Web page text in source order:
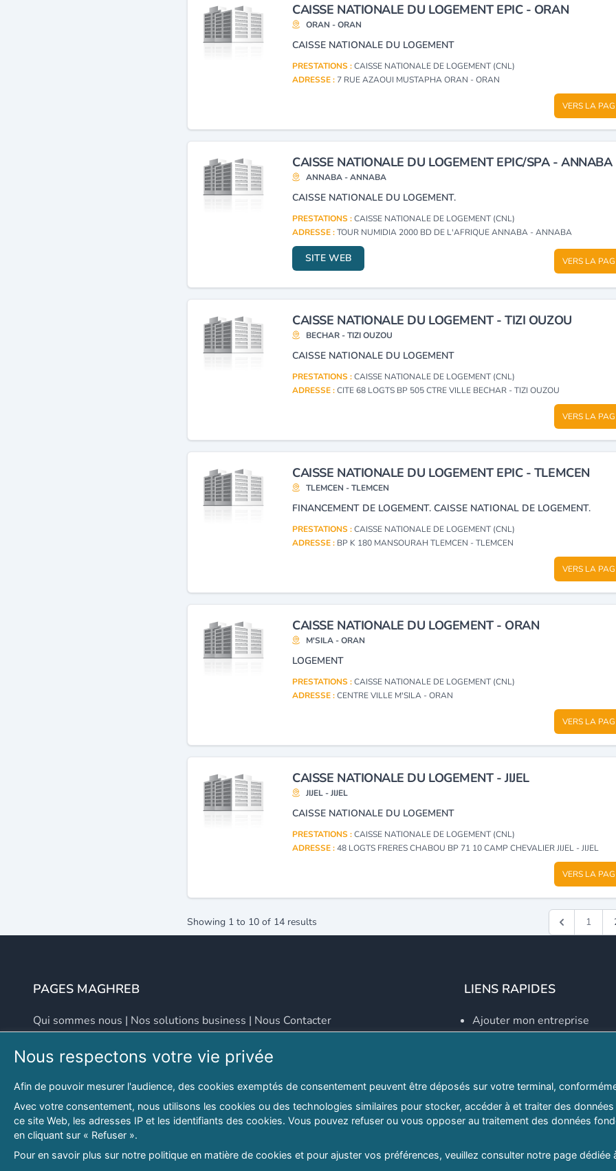
CAISSE NATIONALE DU LOGEMENT EPIC - ORAN
ORAN - ORAN
CAISSE NATIONALE DU LOGEMENT
PRESTATIONS :CAISSE NATIONALE DE LOGEMENT (CNL)
ADRESSE : 7 RUE AZAOUI MUSTAPHA ORAN - ORAN
VERS LA
CAISSE NATIONALE DU LOGEMENT EPIC/SPA - ANNABA
ANNABA - ANNABA
CAISSE NATIONALE DU LOGEMENT.
PRESTATIONS :CAISSE NATIONALE DE LOGEMENT (CNL)
ADRESSE :TOUR NUMIDIA 2000 BD DE L'AFRIQUE ANNABA - ANNABA
SITE WEB VERS LA
CAISSE NATIONALE DU LOGEMENT - TIZI OUZOU
BECHAR - TIZI OUZOU
CAISSE NATIONALE DU LOGEMENT
PRESTATIONS :CAISSE NATIONALE DE LOGEMENT (CNL)
ADRESSE :CITE 68 LOGTS BP 505 CTRE VILLE BECHAR - TIZI OUZOU
VERS LA
CAISSE NATIONALE DU LOGEMENT EPIC - TLEMCEN
TLEMCEN - TLEMCEN
FINANCEMENT DE LOGEMENT. CAISSE NATIONAL DE LOGEMENT.
PRESTATIONS :CAISSE NATIONALE DE LOGEMENT (CNL)
ADRESSE : BP K 180 MANSOURAH TLEMCEN - TLEMCEN
VERS LA
CAISSE NATIONALE DU LOGEMENT - ORAN
M'SILA - ORAN
LOGEMENT
PRESTATIONS :CAISSE NATIONALE DE LOGEMENT (CNL)
ADRESSE :CENTRE VILLE M'SILA - ORAN
VERS LA
CAISSE NATIONALE DU LOGEMENT - JIJEL
JIJEL - JIJEL
CAISSE NATIONALE DU LOGEMENT
PRESTATIONS :CAISSE NATIONALE DE LOGEMENT (CNL)
ADRESSE :48 LOGTS FRERES CHABOU BP 71 10 CAMP CHEVALIER JIJEL - JIJEL
VERS LA
Showing 1 to 10 of 14 results 1
PAGES MAGHREB
Qui sommes nous | Nos solutions business | Nous Contacter
Adresse
46 LOT. PETITE PROVENCE SIDI YAHIA
Hydra, Alger (16), Algérie
Email
contact@lespagesmaghreb.com
LIENS RAPIDES
Ajouter mon entreprise
Explorer par secteurs
Explorer par willayas
Le Guide D'Alger, guide-
Nous respectons votre vie privée
Afin de pouvoir mesurer l'audience, des cookies exemptés de consentement peuvent être déposés sur votre terminal,
Avec votre consentement, nous utilisons les cookies ou des technologies similaires pour stocker, accéder à et traiter des
ce site Web, les adresses IP et les identifiants des cookies. Vous pouvez refuser ou vous opposer au traitement des données
en cliquant sur « Refuser ».
Pour en savoir plus sur notre politique en matière de cookies et pour ajuster vos préférences, veuillez consulter notre page